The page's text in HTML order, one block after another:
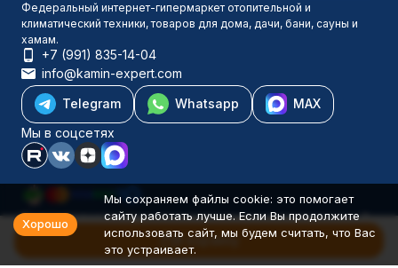
В корзину
Федеральный интернет-гипермаркет отопительной и
климатический техники, товаров для дома, дачи, бани, сауны и
хамам.
+7 (991) 835-14-04
info@kamin-expert.com
Telegram
Whatsapp
MAX
Мы в соцсетях
Каталог товаров
Компания
Информация
Хорошо
Мы сохраняем файлы cookie: это помогает
сайту работать лучше. Если Вы продолжите
использовать сайт, мы будем считать, что Вас
это устраивает.